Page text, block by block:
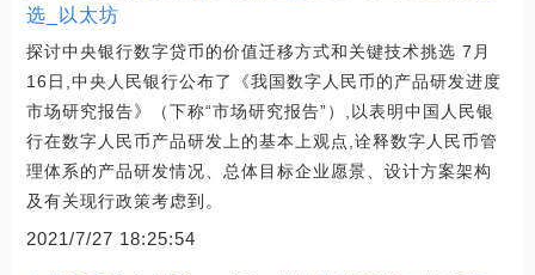
选_以太坊
探讨中央银行数字贷币的价值迁移方式和关键技术挑选 7月
16日,中央人民银行公布了《我国数字人民币的产品研发进度
市场研究报告》（下称“市场研究报告”）,以表明中国人民银
行在数字人民币产品研发上的基本上观点,诠释数字人民币管
理体系的产品研发情况、总体目标企业愿景、设计方案架构
及有关现行政策考虑到。
2021/7/27 18:25:54